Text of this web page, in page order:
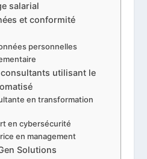
salarial
et conformité
personnelles
consultants utilisant le
en transformation
en cybersécurité
en management
Solutions